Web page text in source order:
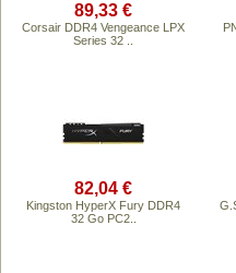
89,33 €
Corsair DDR4 Vengeance LPX
Series 32 ..
82,04 €
Kingston HyperX Fury DDR4
32 Go PC2..